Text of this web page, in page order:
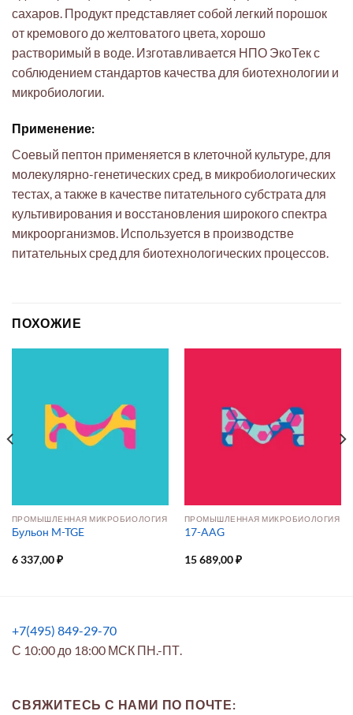
сахаров. Продукт представляет собой легкий порошок
от кремового до желтоватого цвета, хорошо
растворимый в воде. Изготавливается НПО ЭкоТек с
соблюдением стандартов качества для биотехнологии и
микробиологии.
Применение:
Соевый пептон применяется в клеточной культуре, для
молекулярно-генетических сред, в микробиологических
тестах, а также в качестве питательного субстрата для
культивирования и восстановления широкого спектра
микроорганизмов. Используется в производстве
питательных сред для биотехнологических процессов.
ПОХОЖИЕ
ПРОМЫШЛЕННАЯ МИКРОБИОЛОГИЯ
Бульон M-TGE
6 337,00₽
ПРОМЫШЛЕННАЯ МИКРОБИОЛОГИЯ
17-AAG
15 689,00₽
+7(495) 849-29-70
С 10:00 до 18:00 МСК ПН.-ПТ.
СВЯЖИТЕСЬ С НАМИ ПО ПОЧТЕ: